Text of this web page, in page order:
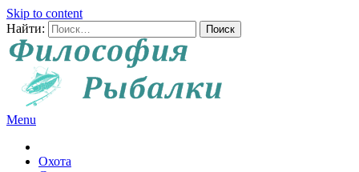
Skip to content
Найти:
Menu
Охота